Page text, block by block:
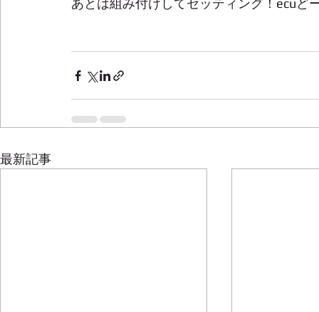
あとは組み付けしてセッティング！ecuど
最新記事